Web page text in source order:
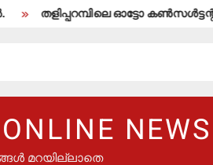
ഓട്ടോ കണ്‍സള്‍ട്ടന്റ് തൂങ്ങിമരിച്ചു.
NEWS
മറയില്ലാതെ